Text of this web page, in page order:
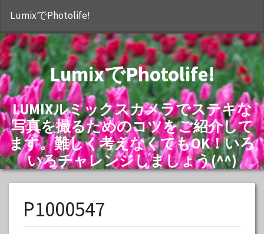
LumixでPhotolife!
LumixでPhotolife!
LUMIXルミックスカメラでステキな
写真を撮るためのコツをご紹介して
ます。難しく考えなくてもOK！いろ
いろチャレンジしましょう(^^)
P1000547